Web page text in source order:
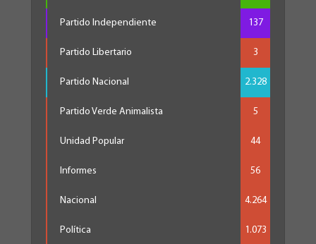
Partido Independiente 137
Partido Libertario 3
Partido Nacional 2.328
Partido Verde Animalista 5
Unidad Popular 44
Informes 56
Nacional 4.264
Política 1.073